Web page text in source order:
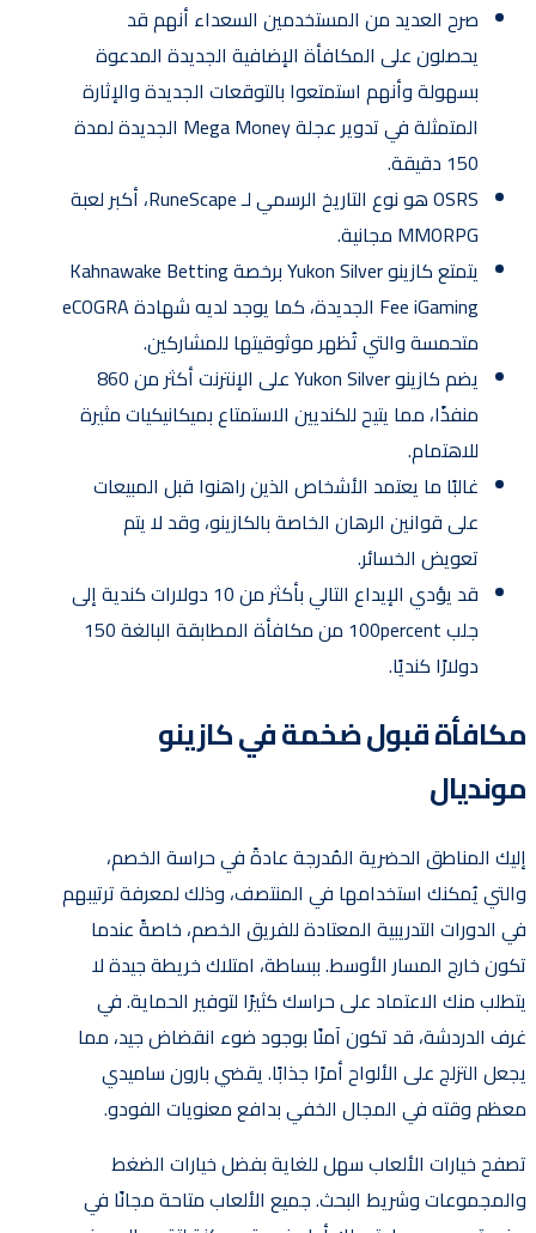
صرح العديد من المستخدمين السعداء أنهم قد
يحصلون على المكافأة الإضافية الجديدة المدعوة
بسهولة وأنهم استمتعوا بالتوقعات الجديدة والإثارة
المتمثلة في تدوير عجلة Mega Money الجديدة لمدة
150 دقيقة.
OSRS هو نوع التاريخ الرسمي لـ RuneScape، أكبر لعبة
MMORPG مجانية.
يتمتع كازينو Yukon Silver برخصة Kahnawake Betting
Fee iGaming الجديدة، كما يوجد لديه شهادة eCOGRA
متحمسة والتي تُظهر موثوقيتها للمشاركين.
يضم كازينو Yukon Silver على الإنترنت أكثر من 860
منفذًا، مما يتيح للكنديين الاستمتاع بميكانيكيات مثيرة
للاهتمام.
غالبًا ما يعتمد الأشخاص الذين راهنوا قبل المبيعات
على قوانين الرهان الخاصة بالكازينو، وقد لا يتم
تعويض الخسائر.
قد يؤدي الإيداع التالي بأكثر من 10 دولارات كندية إلى
جلب 100percent من مكافأة المطابقة البالغة 150
دولارًا كنديًا.
مكافأة قبول ضخمة في كازينو
مونديال
إليك المناطق الحضرية المُدرجة عادةً في حراسة الخصم،
والتي يُمكنك استخدامها في المنتصف، وذلك لمعرفة ترتيبهم
في الدورات التدريبية المعتادة للفريق الخصم، خاصةً عندما
تكون خارج المسار الأوسط. ببساطة، امتلاك خريطة جيدة لا
يتطلب منك الاعتماد على حراسك كثيرًا لتوفير الحماية. في
غرف الدردشة، قد تكون آمنًا بوجود ضوء انقضاض جيد، مما
يجعل التزلج على الألواح أمرًا جذابًا. يقضي بارون ساميدي
معظم وقته في المجال الخفي بدافع معنويات الفودو.
تصفح خيارات الألعاب سهل للغاية بفضل خيارات الضغط
والمجموعات وشريط البحث. جميع الألعاب متاحة مجانًا في